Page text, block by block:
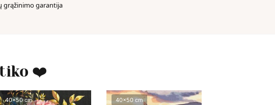
grąžinimo garantija
❤️
40x50 cm 40x50 cm